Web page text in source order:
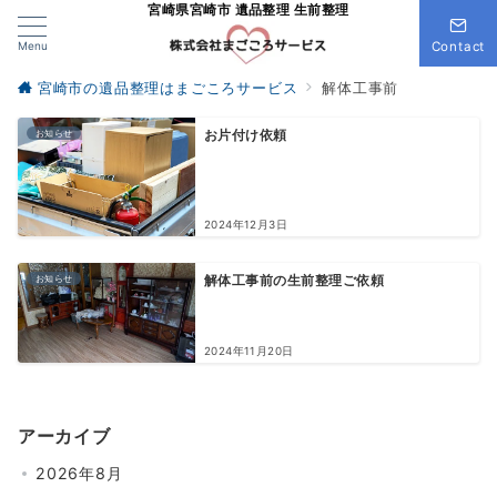
Menu
宮崎県宮崎市 遺品整理 生前整理
Contact
宮崎市の遺品整理はまごころサービス 解体工事前
お知らせ お片付け依頼
2024年12月3日
お知らせ 解体工事前の生前整理ご依頼
2024年11月20日
アーカイブ
2026年8月